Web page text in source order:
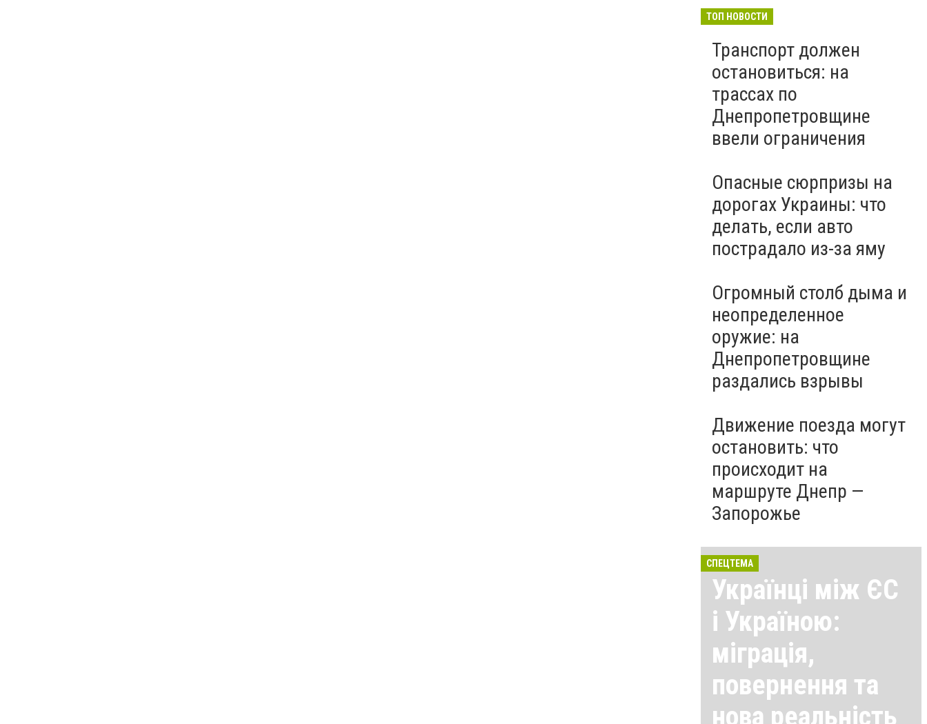
ТОП НОВОСТИ
Транспорт должен
остановиться: на
трассах по
Днепропетровщине
ввели ограничения
Опасные сюрпризы на
дорогах Украины: что
делать, если авто
пострадало из-за яму
Огромный столб дыма и
неопределенное
оружие: на
Днепропетровщине
раздались взрывы
Движение поезда могут
остановить: что
происходит на
маршруте Днепр —
Запорожье
СПЕЦТЕМА
Українці між ЄС
і Україною:
міграція,
повернення та
нова реальність